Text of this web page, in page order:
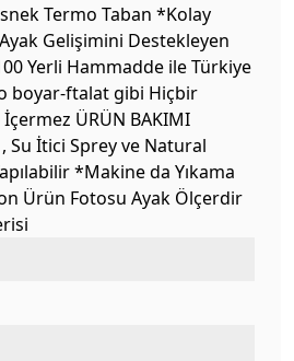
Termo Taban *Kolay
Gelişimini Destekleyen
Yerli Hammadde ile Türkiye
boyar-ftalat gibi Hiçbir
ÜRÜN BAKIMI
Su İtici Sprey ve Natural
*Makine da Yıkama
Ürün Fotosu Ayak Ölçerdir